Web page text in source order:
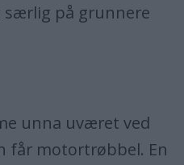
særlig på grunnere
unna uværet ved
får motortrøbbel. En